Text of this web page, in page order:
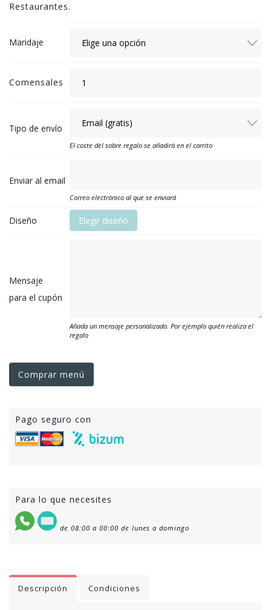
Restaurantes.
Maridaje
Comensales
Tipo de envío
El coste del sobre regalo se añadirá en el carrito
Enviar al email
Correo electrónico al que se enviará
Diseño Elegir diseño
Mensaje
para el cupón
Añada un mensaje personalizado. Por ejemplo quién realiza el
regalo
Comprar menú
Pago seguro con
Para lo que necesites
de 08:00 a 00:00 de lunes a domingo
Descripción Condiciones